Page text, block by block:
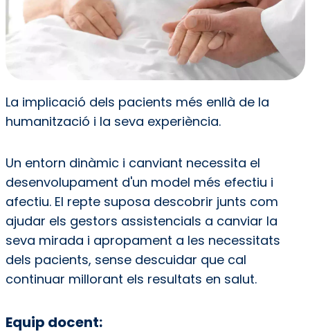
La implicació dels pacients més enllà de la
humanització i la seva experiència.
Un entorn dinàmic i canviant necessita el
desenvolupament d'un model més efectiu i
afectiu. El repte suposa descobrir junts com
ajudar els gestors assistencials a canviar la
seva mirada i apropament a les necessitats
dels pacients, sense descuidar que cal
continuar millorant els resultats en salut.
Equip docent: